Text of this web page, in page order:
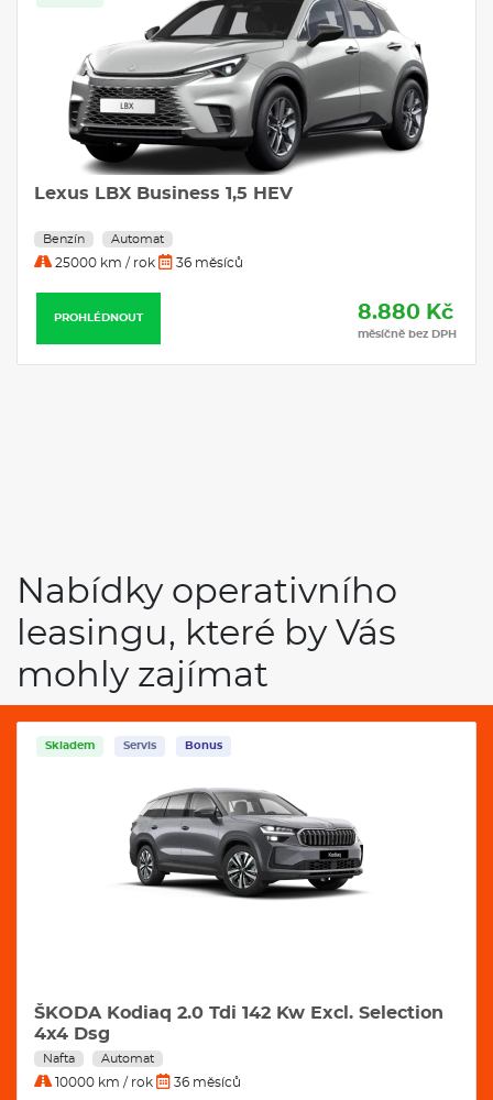
8.880 Kč
Lexus UX 250h Prestige 2,0
Nabídky operativního
leasingu, které by Vás
mohly zajímat
Skladem Servis Bonus
ŠKODA Kodiaq 2.0 Tdi 142 Kw Excl. Selection
4x4 Dsg
Nafta Automat
10000 km / rok 36 měsíců